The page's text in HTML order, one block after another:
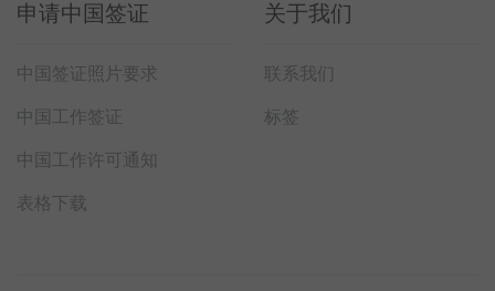
申请中国签证
中国签证照片要求
中国工作签证
中国工作许可通知
表格下载
关于我们
联系我们
标签